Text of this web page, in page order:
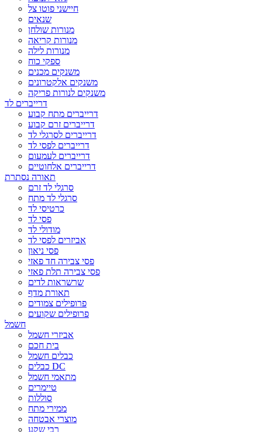
חיישני פוטו צל
שנאים
מנורות שולחן
מנורות קריאה
מנורות לילה
ספקי כוח
משנקים מכנים
משנקים אלקטרונים
משנקים לנורות פריקה
דרייברים לד
דרייברים מתח קבוע
דרייברים זרם קבוע
דרייברים לסרגלי לד
דרייברים לפסי לד
דרייברים לעמעום
דרייברים אלחוטיים
תאורה נסתרת
סרגלי לד זרם
סרגלי לד מתח
כרטיסי לד
פסי לד
מודולי לד
אביזרים לפסי לד
פסי ניאון
פסי צבירה חד פאזי
פסי צבירה תלת פאזי
שרשראות לדים
תאורת מדף
פרופילים צמודים
פרופילים שקועים
חשמל
אביזרי חשמל
בית חכם
כבלים חשמל
כבלים DC
מתאמי חשמל
טיימרים
סוללות
ממירי מתח
מוצרי אבטחה
רבי שקע